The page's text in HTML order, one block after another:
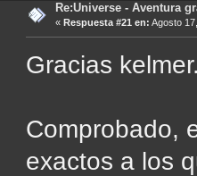
Re:Universe - Aventura
« Respuesta #21 en: Agosto
Gracias
Comprobado,
exactos a los